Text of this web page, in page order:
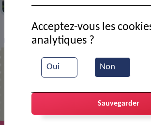
> VIE MUNICIPALE > Ressources
Portes-infos N°182 - Juin 2026
Oui Non
Acceptez-vous les
analytiques ?
Sauvegarder